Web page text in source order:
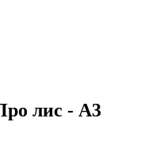
лис - А3